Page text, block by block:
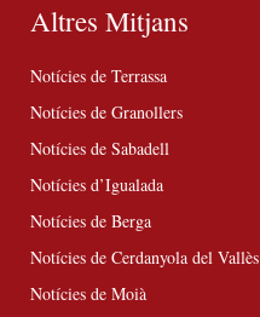
Altres Mitjans
Notícies de Terrassa
Notícies de Granollers
Notícies de Sabadell
Notícies d’Igualada
Notícies de Berga
Notícies de Cerdanyola del Vallès
Notícies de Moià